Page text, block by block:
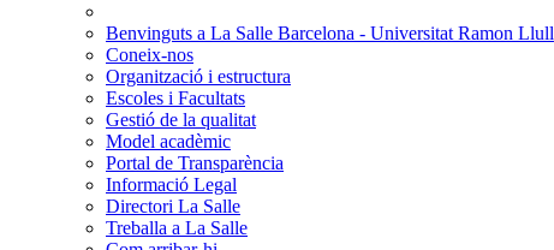
Benvinguts a La Salle Barcelona - Universitat Ramon Llull
Coneix-nos
Organització i estructura
Escoles i Facultats
Gestió de la qualitat
Model acadèmic
Portal de Transparència
Informació Legal
Directori La Salle
Treballa a La Salle